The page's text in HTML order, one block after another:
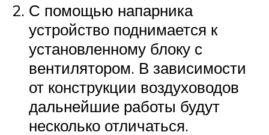
С помощью напарника
устройство поднимается к
установленному блоку с
вентилятором. В зависимости
от конструкции воздуховодов
дальнейшие работы будут
несколько отличаться.